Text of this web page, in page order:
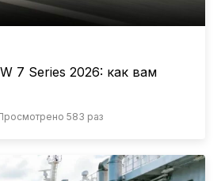
7 Series 2026: как вам
583 раз